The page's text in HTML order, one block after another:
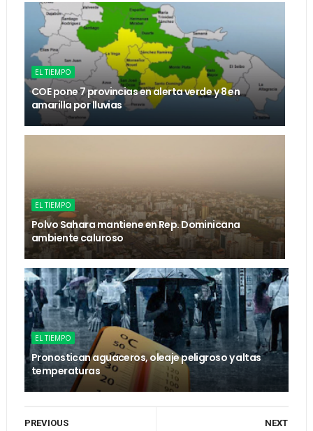
EL TIEMPO
COE pone 7 provincias en alerta verde y 8 en
amarilla por lluvias
EL TIEMPO
Polvo Sahara mantiene en Rep. Dominicana
ambiente caluroso
EL TIEMPO
Pronostican aguaceros, oleaje peligroso y altas
temperaturas
NEXT
PREVIOUS